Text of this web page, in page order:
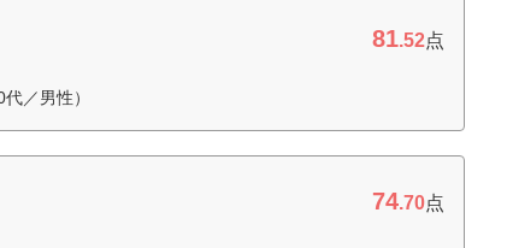
81.52点
／男性）
74.70点